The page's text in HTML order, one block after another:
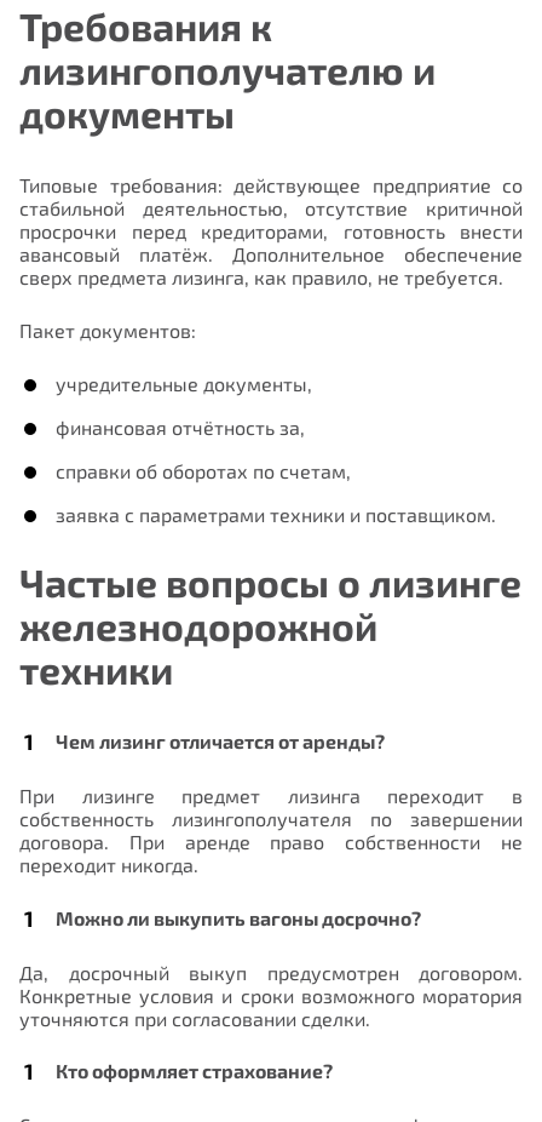
Требования к
лизингополучателю и
документы
Типовые требования: действующее предприятие со
стабильной деятельностью, отсутствие критичной
просрочки перед кредиторами, готовность внести
авансовый платёж. Дополнительное обеспечение
сверх предмета лизинга, как правило, не требуется.
Пакет документов:
учредительные документы,
финансовая отчётность за,
справки об оборотах по счетам,
заявка с параметрами техники и поставщиком.
Частые вопросы о лизинге
железнодорожной
техники
Чем лизинг отличается от аренды?
При лизинге предмет лизинга переходит в
собственность лизингополучателя по завершении
договора. При аренде право собственности не
переходит никогда.
Можно ли выкупить вагоны досрочно?
Да, досрочный выкуп предусмотрен договором.
Конкретные условия и сроки возможного моратория
уточняются при согласовании сделки.
Кто оформляет страхование?
Отправить